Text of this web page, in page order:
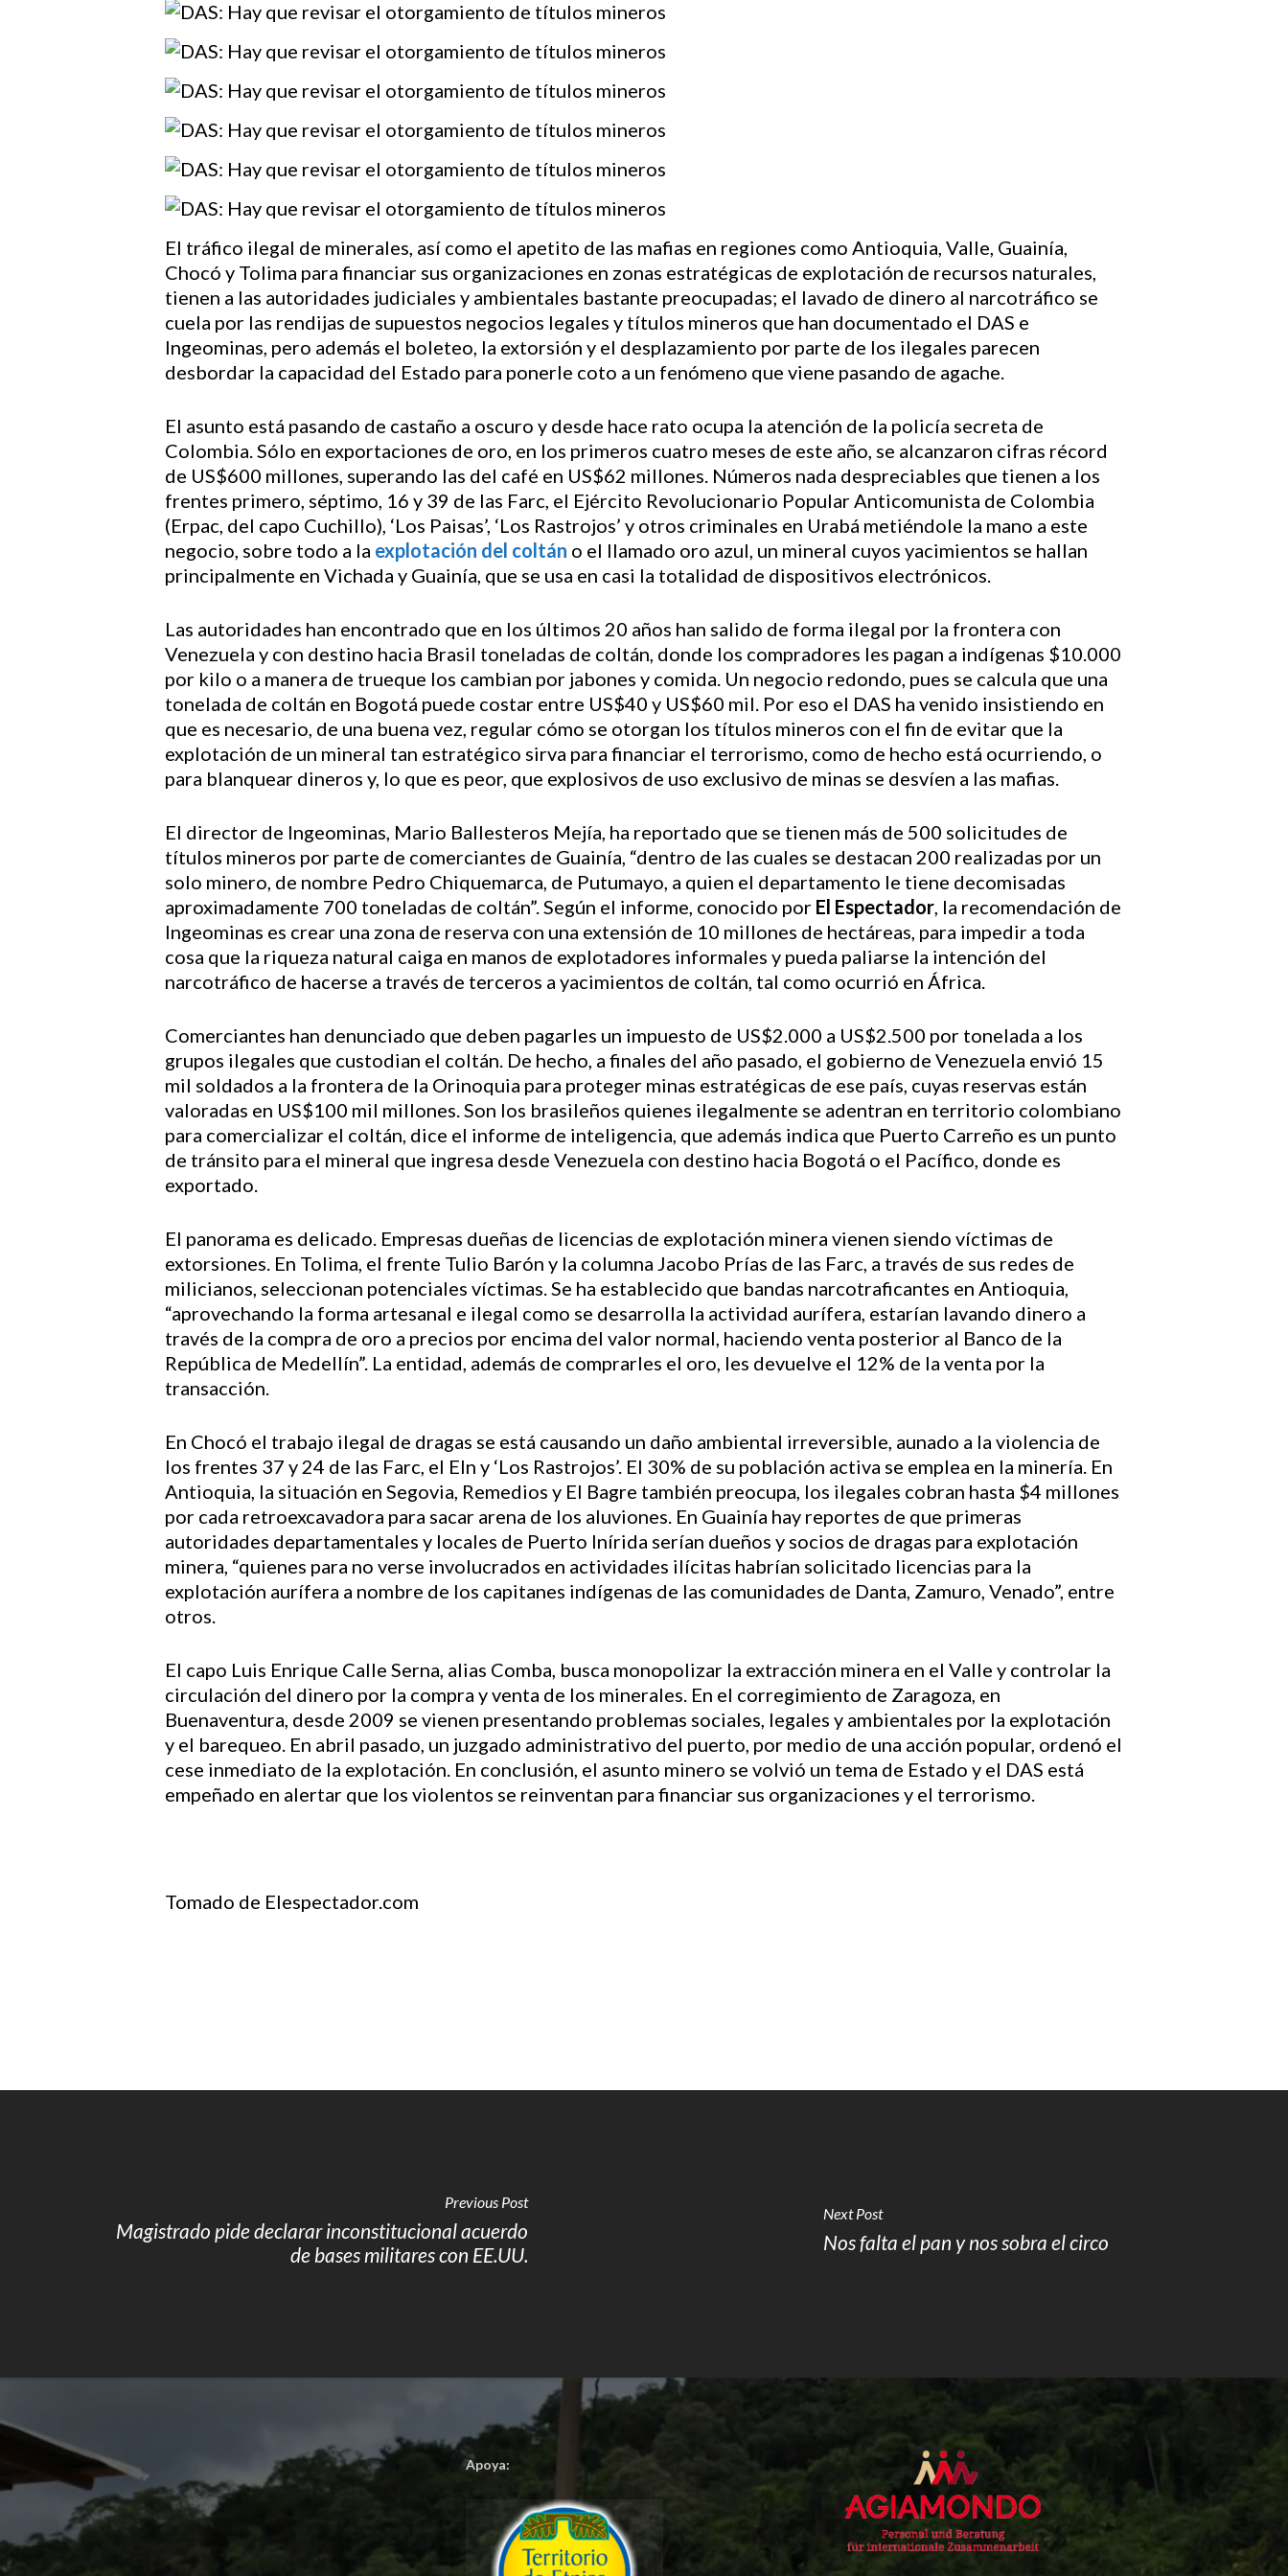
Hit enter to search or ESC to close
El tráfico ilegal de minerales, así como el apetito de las mafias en regiones como Antioquia, Valle, Guainía,
Chocó y Tolima para financiar sus organizaciones en zonas estratégicas de explotación de recursos naturales,
tienen a las autoridades judiciales y ambientales bastante preocupadas; el lavado de dinero al narcotráfico se
cuela por las rendijas de supuestos negocios legales y títulos mineros que han documentado el DAS e
Ingeominas, pero además el boleteo, la extorsión y el desplazamiento por parte de los ilegales parecen
desbordar la capacidad del Estado para ponerle coto a un fenómeno que viene pasando de agache.
El asunto está pasando de castaño a oscuro y desde hace rato ocupa la atención de la policía secreta de
Colombia. Sólo en exportaciones de oro, en los primeros cuatro meses de este año, se alcanzaron cifras récord
de US$600 millones, superando las del café en US$62 millones. Números nada despreciables que tienen a los
frentes primero, séptimo, 16 y 39 de las Farc, el Ejército Revolucionario Popular Anticomunista de Colombia
(Erpac, del capo Cuchillo), ‘Los Paisas’, ‘Los Rastrojos’ y otros criminales en Urabá metiéndole la mano a este
negocio, sobre todo a la explotación del coltán o el llamado oro azul, un mineral cuyos yacimientos se hallan
principalmente en Vichada y Guainía, que se usa en casi la totalidad de dispositivos electrónicos.
Las autoridades han encontrado que en los últimos 20 años han salido de forma ilegal por la frontera con
Venezuela y con destino hacia Brasil toneladas de coltán, donde los compradores les pagan a indígenas $10.000
por kilo o a manera de trueque los cambian por jabones y comida. Un negocio redondo, pues se calcula que una
tonelada de coltán en Bogotá puede costar entre US$40 y US$60 mil. Por eso el DAS ha venido insistiendo en
que es necesario, de una buena vez, regular cómo se otorgan los títulos mineros con el fin de evitar que la
explotación de un mineral tan estratégico sirva para financiar el terrorismo, como de hecho está ocurriendo, o
para blanquear dineros y, lo que es peor, que explosivos de uso exclusivo de minas se desvíen a las mafias.
El director de Ingeominas, Mario Ballesteros Mejía, ha reportado que se tienen más de 500 solicitudes de
títulos mineros por parte de comerciantes de Guainía, “dentro de las cuales se destacan 200 realizadas por un
solo minero, de nombre Pedro Chiquemarca, de Putumayo, a quien el departamento le tiene decomisadas
aproximadamente 700 toneladas de coltán”. Según el informe, conocido por El Espectador, la recomendación de
Ingeominas es crear una zona de reserva con una extensión de 10 millones de hectáreas, para impedir a toda
cosa que la riqueza natural caiga en manos de explotadores informales y pueda paliarse la intención del
narcotráfico de hacerse a través de terceros a yacimientos de coltán, tal como ocurrió en África.
Comerciantes han denunciado que deben pagarles un impuesto de US$2.000 a US$2.500 por tonelada a los
grupos ilegales que custodian el coltán. De hecho, a finales del año pasado, el gobierno de Venezuela envió 15
mil soldados a la frontera de la Orinoquia para proteger minas estratégicas de ese país, cuyas reservas están
valoradas en US$100 mil millones. Son los brasileños quienes ilegalmente se adentran en territorio colombiano
para comercializar el coltán, dice el informe de inteligencia, que además indica que Puerto Carreño es un punto
de tránsito para el mineral que ingresa desde Venezuela con destino hacia Bogotá o el Pacífico, donde es
exportado.
El panorama es delicado. Empresas dueñas de licencias de explotación minera vienen siendo víctimas de
extorsiones. En Tolima, el frente Tulio Barón y la columna Jacobo Prías de las Farc, a través de sus redes de
milicianos, seleccionan potenciales víctimas. Se ha establecido que bandas narcotraficantes en Antioquia,
“aprovechando la forma artesanal e ilegal como se desarrolla la actividad aurífera, estarían lavando dinero a
través de la compra de oro a precios por encima del valor normal, haciendo venta posterior al Banco de la
República de Medellín”. La entidad, además de comprarles el oro, les devuelve el 12% de la venta por la
transacción.
En Chocó el trabajo ilegal de dragas se está causando un daño ambiental irreversible, aunado a la violencia de
los frentes 37 y 24 de las Farc, el Eln y ‘Los Rastrojos’. El 30% de su población activa se emplea en la minería. En
Antioquia, la situación en Segovia, Remedios y El Bagre también preocupa, los ilegales cobran hasta $4 millones
por cada retroexcavadora para sacar arena de los aluviones. En Guainía hay reportes de que primeras
autoridades departamentales y locales de Puerto Inírida serían dueños y socios de dragas para explotación
minera, “quienes para no verse involucrados en actividades ilícitas habrían solicitado licencias para la
explotación aurífera a nombre de los capitanes indígenas de las comunidades de Danta, Zamuro, Venado”, entre
otros.
El capo Luis Enrique Calle Serna, alias Comba, busca monopolizar la extracción minera en el Valle y controlar la
circulación del dinero por la compra y venta de los minerales. En el corregimiento de Zaragoza, en
Buenaventura, desde 2009 se vienen presentando problemas sociales, legales y ambientales por la explotación
y el barequeo. En abril pasado, un juzgado administrativo del puerto, por medio de una acción popular, ordenó el
cese inmediato de la explotación. En conclusión, el asunto minero se volvió un tema de Estado y el DAS está
empeñado en alertar que los violentos se reinventan para financiar sus organizaciones y el terrorismo.
Tomado de Elespectador.com
Previous Post
Magistrado pide declarar inconstitucional acuerdo
de bases militares con EE.UU.
Next Post
Nos falta el pan y nos sobra el circo
Apoya: